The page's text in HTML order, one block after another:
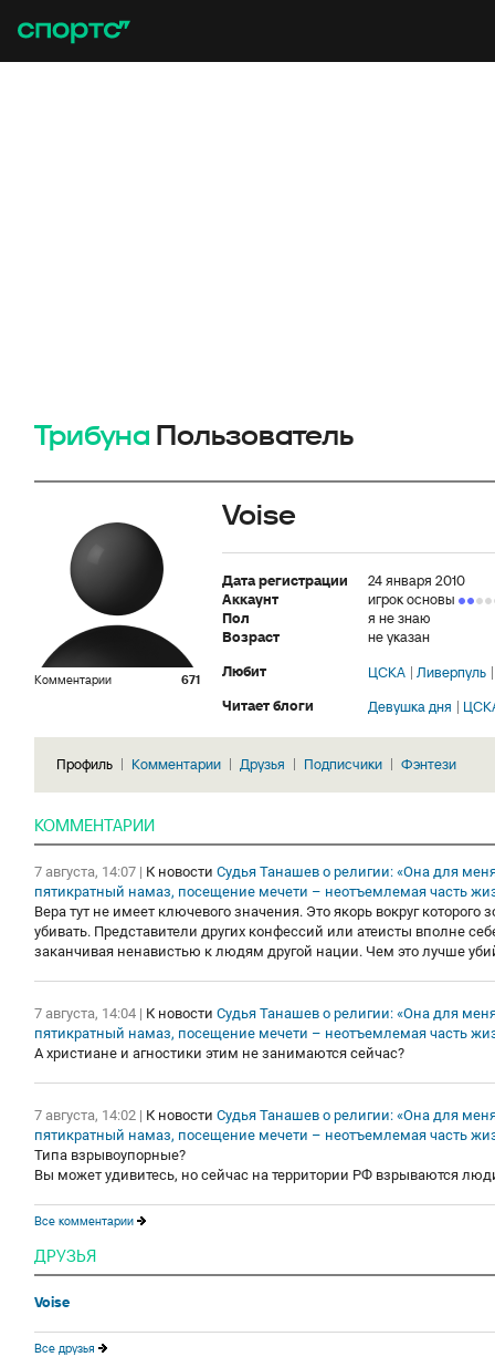
Трибуна Пользователь
Комментарии 671
Voise
Дата регистрации
24 января 2010
Аккаунт
игрок основы
Пол
я не знаю
Возраст
не указан
Любит
ЦСКА Ливерпуль
Читает блоги
Девушка дня
Профиль Комментарии Друзья Подписчики Фэнтези
КОММЕНТАРИИ
7 августа, 14:07 | К новости Судья Танашев о религии: «Она для
пятикратный намаз, посещение мечети – неотъемлемая часть
Вера тут не имеет ключевого значения. Это якорь вокруг
убивать. Представители других конфессий или атеисты вполне
заканчивая ненавистью к людям другой нации. Чем это лучше
7 августа, 14:04 | К новости Судья Танашев о религии: «Она для
пятикратный намаз, посещение мечети – неотъемлемая часть
А христиане и агностики этим не занимаются сейчас?
7 августа, 14:02 | К новости Судья Танашев о религии: «Она для
пятикратный намаз, посещение мечети – неотъемлемая часть
Типа взрывоупорные?
Вы может удивитесь, но сейчас на территории РФ взрываются
Все комментарии
ДРУЗЬЯ
Voise
Все друзья